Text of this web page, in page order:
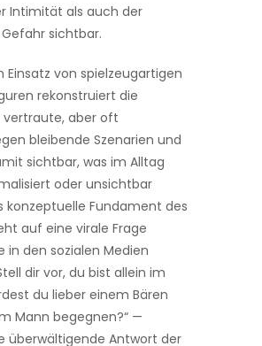
Intimität als auch der
sichtbar.
Einsatz von spielzeugartigen
rekonstruiert die
vertraute, aber oft
bleibende Szenarien und
sichtbar, was im Alltag
oder unsichtbar
konzeptuelle Fundament des
auf eine virale Frage
in den sozialen Medien
dir vor, du bist allein im
du lieber einem Bären
Mann begegnen?“ —
überwältigende Antwort der